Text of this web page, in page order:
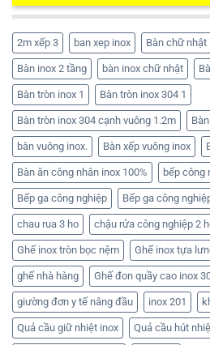
2m xếp 3 ban xep inox Bàn chữ nhật
Bàn inox 2 tầng bàn inox chữ nhật
Bàn tròn inox 1 Bàn tròn inox 304 1
Bàn tròn inox 304 cạnh vuông 1.2m
bàn vuông inox. Bàn xếp vuông inox
Bàn ăn công nhân inox 100% bếp công
Bếp ga công nghiệp Bếp ga công
chau rua 3 ho chậu rửa công nghiệp 2
Ghế inox tròn bọc nệm Ghế inox tựa
ghế nhà hàng Ghế đon quầy cao inox
giường đơn y tế nâng đầu inox 201
Quả cầu giữ nhiệt inox Quả cầu hút